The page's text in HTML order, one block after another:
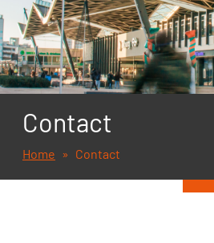
Contact
Home Contact